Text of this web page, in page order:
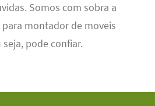
Somos com sobra a
montador de moveis
pode confiar.